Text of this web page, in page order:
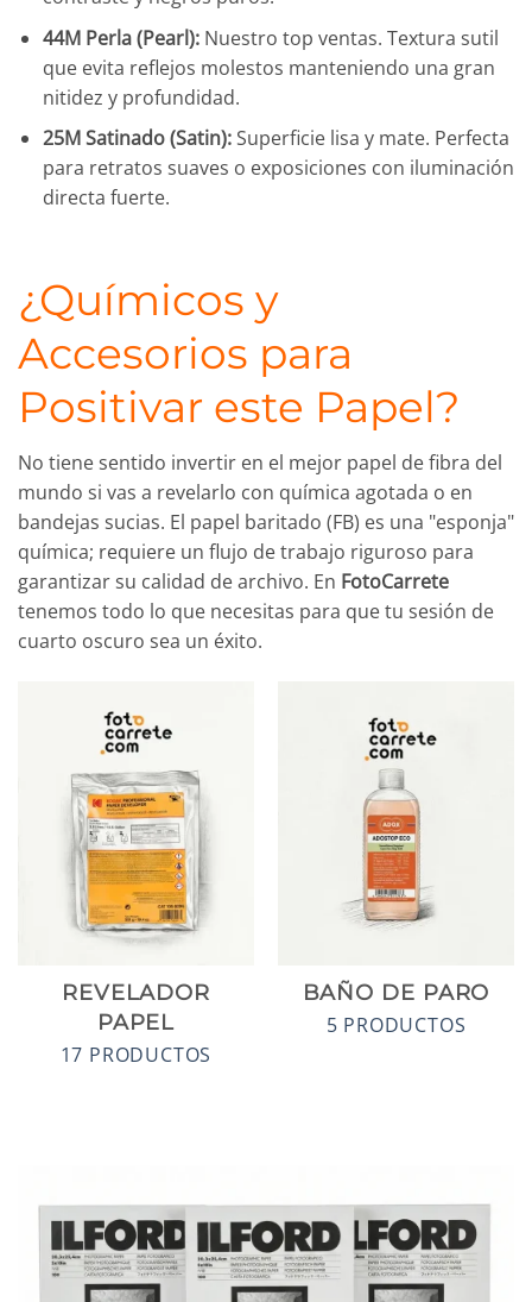
44M Perla (Pearl):Nuestro top ventas. Textura sutil
que evita reflejos molestos manteniendo una gran
nitidez y profundidad.
25M Satinado (Satin):Superficie lisa y mate. Perfecta
para retratos suaves o exposiciones con iluminación
directa fuerte.
¿Químicos y
Accesorios para
Positivar este Papel?
No tiene sentido invertir en el mejor papel de fibra del
mundo si vas a revelarlo con química agotada o en
bandejas sucias. El papel baritado (FB) es una "esponja"
química; requiere un flujo de trabajo riguroso para
garantizar su calidad de archivo. En FotoCarrete
tenemos todo lo que necesitas para que tu sesión de
cuarto oscuro sea un éxito.
REVELADOR
PAPEL
17 PRODUCTOS
BAÑO DE PARO
5 PRODUCTOS